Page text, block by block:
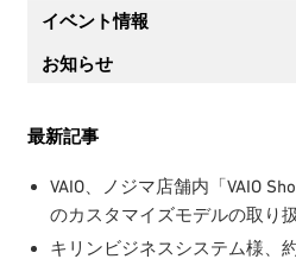
イベント情報
お知らせ
最新記事
VAIO、ノジマ店舗内「VAIO
のカスタマイズモデルの取り
キリンビジネスシステム様、